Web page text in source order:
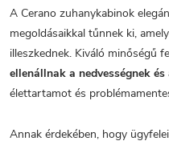
A Cerano zuhanykabinok
megoldásaikkal tűnnek ki,
illeszkednek. Kiváló minőségű
ellenállnak a nedvességnek
élettartamot és
Annak érdekében, hogy